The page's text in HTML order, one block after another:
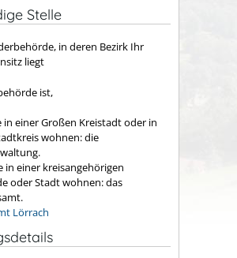
Stelle
in deren Bezirk Ihr
liegt
ist,
in einer Großen Kreistadt oder in
wohnen: die
in einer kreisangehörigen
oder Stadt wohnen: das
Lörrach